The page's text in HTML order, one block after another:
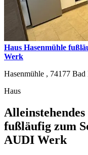
Haus Hasenmühle
Werk
Hasenmühle , 74177 Bad
Haus
fußläufig zum
AUDI Werk